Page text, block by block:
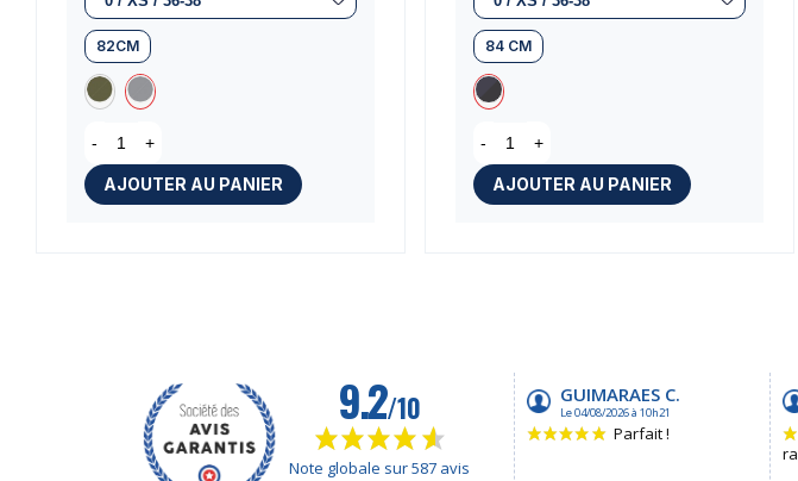
82CM
- +
AJOUTER AU PANIER
84 CM
- +
AJOUTER AU PANIER